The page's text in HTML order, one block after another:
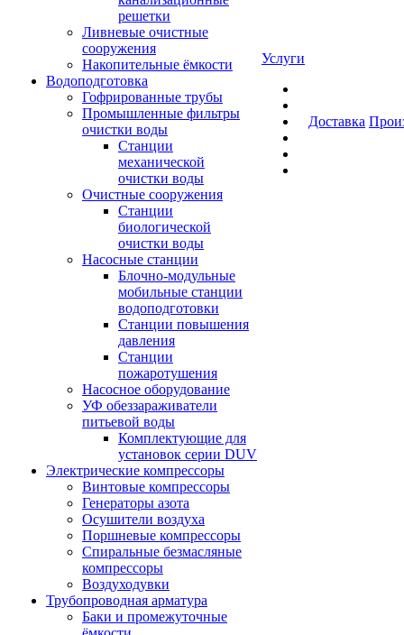
решетки
Ливневые очистные
сооружения
Накопительные ёмкости
Водоподготовка
Гофрированные трубы
Промышленные фильтры
очистки воды
Станции
механической
очистки воды
Очистные сооружения
Станции
биологической
очистки воды
Насосные станции
Блочно-модульные
мобильные станции
водоподготовки
Станции повышения
давления
Станции
пожаротушения
Насосное оборудование
УФ обеззараживатели
питьевой воды
Комплектующие для
установок серии DUV
Электрические компрессоры
Винтовые компрессоры
Генераторы азота
Осушители воздуха
Поршневые компрессоры
Спиральные безмасляные
компрессоры
Воздуходувки
Трубопроводная арматура
Баки и промежуточные
Услуги
Доставка